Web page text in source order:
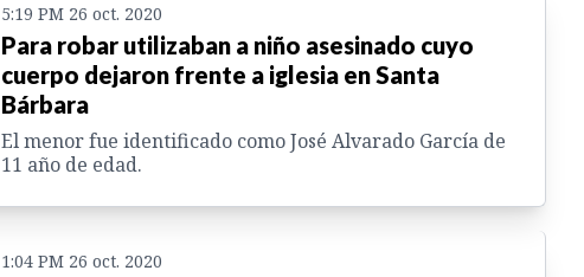
5:19 PM 26 oct. 2020
Para robar utilizaban a niño asesinado cuyo
cuerpo dejaron frente a iglesia en Santa
Bárbara
El menor fue identificado como José Alvarado García de
11 año de edad.
1:04 PM 26 oct. 2020